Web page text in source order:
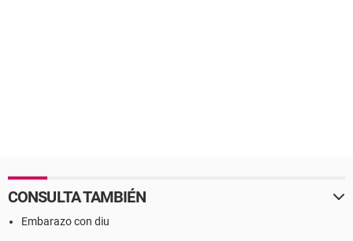
CONSULTA TAMBIÉN
Embarazo con diu